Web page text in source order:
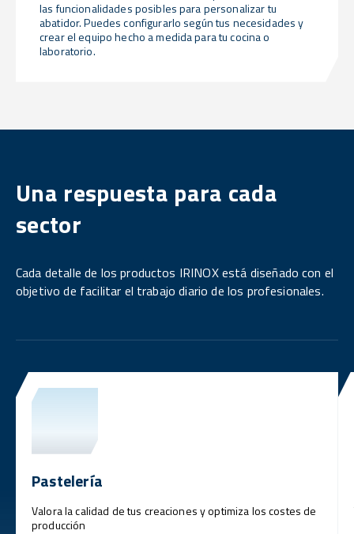
las funcionalidades posibles para personalizar tu
abatidor. Puedes configurarlo según tus necesidades y
crear el equipo hecho a medida para tu cocina o
laboratorio.
Una respuesta para cada
sector
Cada detalle de los productos IRINOX está diseñado con el
objetivo de facilitar el trabajo diario de los profesionales.
Pastelería
Valora la calidad de tus creaciones y optimiza los costes de
producción